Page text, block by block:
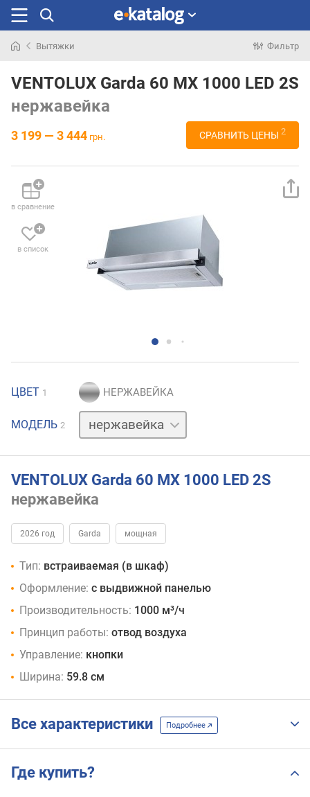
раньше
Вытяжки Фильтр
VENTOLUX Garda 60 MX 1000 LED 2S
нержавейка
3 199 — 3 444 грн. СРАВНИТЬ ЦЕНЫ 2
в сравнение
в список
ЦВЕТ 1
МОДЕЛЬ 2
черный
VENTOLUX Garda 60 MX 1000 LED 2S
нержавейка
2026 год Garda мощная
Тип: встраиваемая (в шкаф)
Оформление: с выдвижной панелью
Производительность: 1000 м³/ч
Принцип работы: отвод воздуха
Управление: кнопки
Ширина: 59.8 см
Все характеристики Подробнее
Где купить?